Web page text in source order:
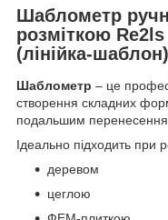
Шаблометр
розміткою
(лінійка-шаблон)
Шаблометр – це
створення складних
подальшим
Ідеально підходить при
деревом
цеглою